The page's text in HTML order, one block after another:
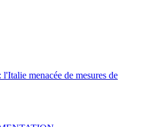
menacée de mesures de